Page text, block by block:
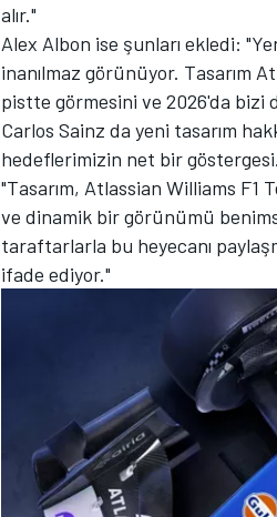
MOTOSİKLET
alır."
Alex Albon ise şunları ekledi:
inanılmaz görünüyor. Tasarım
pistte görmesini ve 2026'da bizi
Carlos Sainz da yeni tasarım
hedeflerimizin net bir
"Tasarım, Atlassian Williams F1
ve dinamik bir görünümü
taraftarlarla bu heyecanı
ifade ediyor."